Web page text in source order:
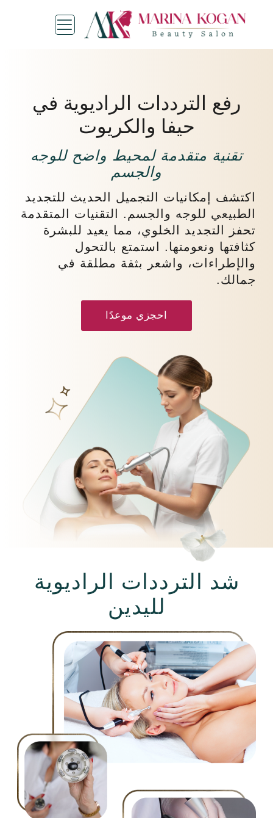
رفع الترددات الراديوية في
حيفا والكريوت
تقنية متقدمة لمحيط واضح للوجه
والجسم
اكتشف إمكانيات التجميل الحديث للتجديد
الطبيعي للوجه والجسم. التقنيات المتقدمة
تحفز التجديد الخلوي، مما يعيد للبشرة
كثافتها ونعومتها. استمتع بالتحول
والإطراءات، واشعر بثقة مطلقة في
جمالك.
احجزي موعدًا
شد الترددات الراديوية
لليدين